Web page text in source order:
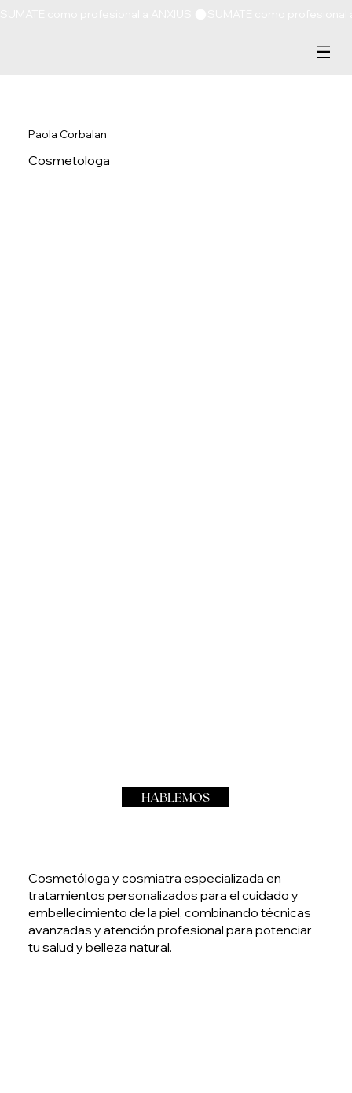
Paola Corbalan
Cosmetologa
HABLEMOS
Cosmetóloga y cosmiatra especializada en
tratamientos personalizados para el cuidado y
embellecimiento de la piel, combinando técnicas
avanzadas y atención profesional para potenciar
tu salud y belleza natural.